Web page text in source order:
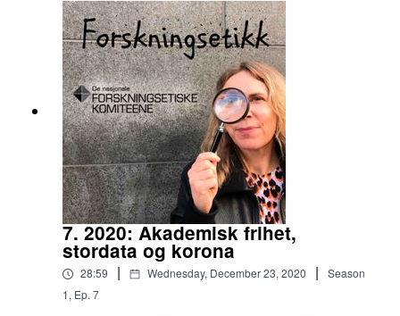
7. 2020: Akademisk frihet,
stordata og korona
28:59 | Wednesday, December 23, 2020 |
Season
1, Ep.7